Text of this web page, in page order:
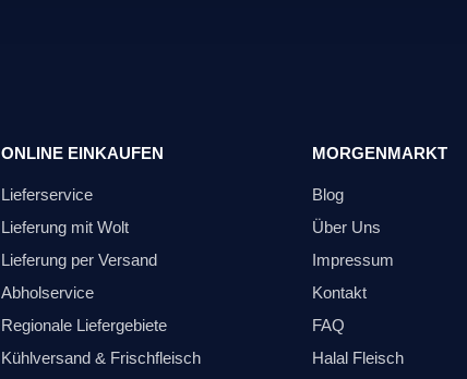
ONLINE EINKAUFEN
Lieferservice
Lieferung mit Wolt
Lieferung per Versand
Abholservice
Regionale Liefergebiete
Kühlversand & Frischfleisch
MORGENMARKT
Blog
Über Uns
Impressum
Kontakt
FAQ
Halal Fleisch